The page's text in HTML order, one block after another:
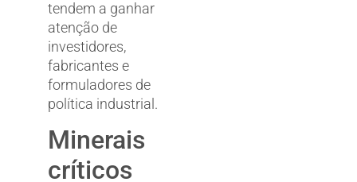
tendem a ganhar
atenção de
investidores,
fabricantes e
formuladores de
política industrial.
Minerais
críticos